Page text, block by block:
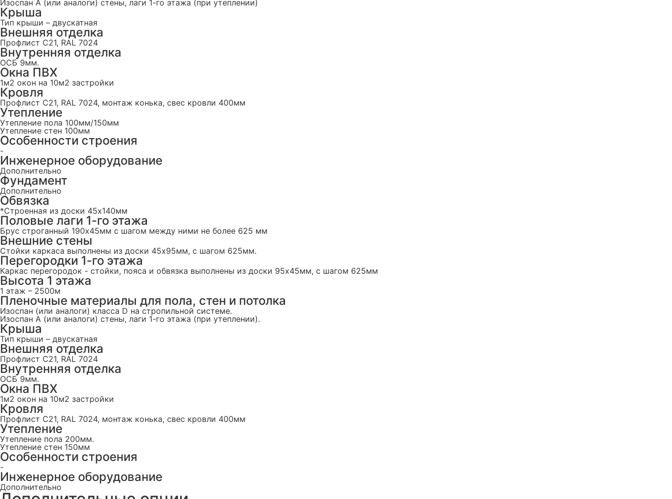
Изоспан А (или аналоги) стены, лаги 1-го этажа (при утеплении)
Крыша
Тип крыши – двускатная
Внешняя отделка
Профлист C21, RAL 7024
Внутренняя отделка
ОСБ 9мм.
Окна ПВХ
1м2 окон на 10м2 застройки
Кровля
Профлист С21, RAL 7024, монтаж конька, свес кровли 400мм
Утепление
Утепление пола 100мм/150мм
Утепление стен 100мм
Особенности строения
-
Инженерное оборудование
Дополнительно
Фундамент
Дополнительно
Обвязка
*Строенная из доски 45х140мм
Половые лаги 1-го этажа
Брус строганный 190x45мм с шагом между ними не более 625 мм
Внешние стены
Стойки каркаса выполнены из доски 45х95мм, с шагом 625мм.
Перегородки 1-го этажа
Каркас перегородок - стойки, пояса и обвязка выполнены из доски 95х45мм, с шагом 625мм
Высота 1 этажа
1 этаж – 2500м
Пленочные материалы для пола, стен и потолка
Изоспан (или аналоги) класса D на стропильной системе.
Изоспан А (или аналоги) стены, лаги 1-го этажа (при утеплении).
Крыша
Тип крыши – двускатная
Внешняя отделка
Профлист C21, RAL 7024
Внутренняя отделка
ОСБ 9мм.
Окна ПВХ
1м2 окон на 10м2 застройки
Кровля
Профлист С21, RAL 7024, монтаж конька, свес кровли 400мм
Утепление
Утепление пола 200мм.
Утепление стен 150мм
Особенности строения
-
Инженерное оборудование
Дополнительно